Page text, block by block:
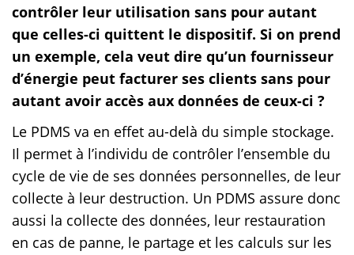
contrôler leur utilisation sans pour autant
que celles-ci quittent le dispositif. Si on prend
un exemple, cela veut dire qu’un fournisseur
d’énergie peut facturer ses clients sans pour
autant avoir accès aux données de ceux-ci ?
Le PDMS va en effet au-delà du simple stockage.
Il permet à l’individu de contrôler l’ensemble du
cycle de vie de ses données personnelles, de leur
collecte à leur destruction. Un PDMS assure donc
aussi la collecte des données, leur restauration
en cas de panne, le partage et les calculs sur les